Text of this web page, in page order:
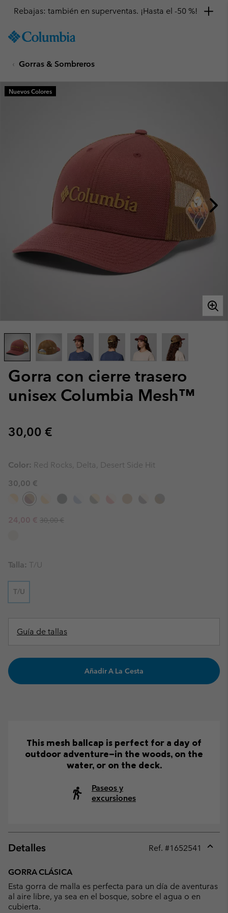
TO
SKIP
MAIN
NAV
Rebajas: también en superventas. ¡Hasta el -50 %!
Gorras & Sombreros
Gorra con cierre trasero
unisex Columbia Mesh™
Regular price:
30,00 €
Nuevos Colores
Color: Red Rocks, Delta, Desert Side Hit
30,00 €
Sale price:
24,00 € Regular price:
30,00 €
Talla: T/U
T/U
Guía de tallas
Añadir A La Cesta
This mesh ballcap is perfect for a day of
outdoor adventure—in the woods, on the
water, or on the deck.
Paseos y
excursiones
Detalles Ref. #1652541
GORRA CLÁSICA
Esta gorra de malla es perfecta para un día de aventuras
al aire libre, ya sea en el bosque, sobre el agua o en
cubierta.